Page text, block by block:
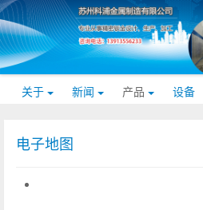
关于 新闻 产品 设备
电子地图